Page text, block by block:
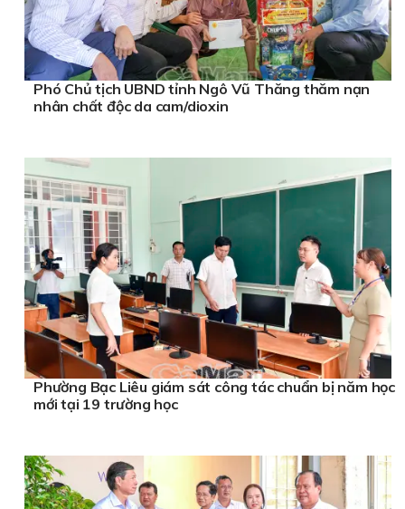
Phó Chủ tịch UBND tỉnh Ngô Vũ Thăng thăm nạn
nhân chất độc da cam/dioxin
Phường Bạc Liêu giám sát công tác chuẩn bị năm học
mới tại 19 trường học